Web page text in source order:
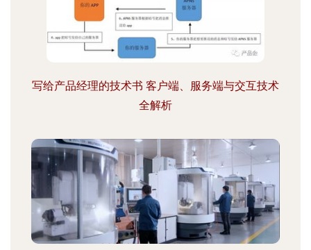
写给产品经理的技术书 客户端、服务端与交互技术
全解析